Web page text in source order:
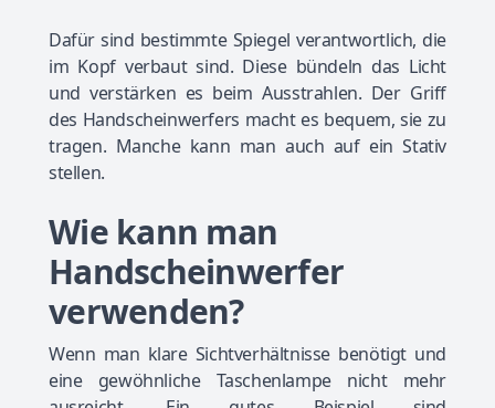
Dafür sind bestimmte Spiegel verantwortlich, die
im Kopf verbaut sind. Diese bündeln das Licht
und verstärken es beim Ausstrahlen. Der Griff
des Handscheinwerfers macht es bequem, sie zu
tragen. Manche kann man auch auf ein Stativ
stellen.
Wie kann man
Handscheinwerfer
verwenden?
Wenn man klare Sichtverhältnisse benötigt und
eine gewöhnliche Taschenlampe nicht mehr